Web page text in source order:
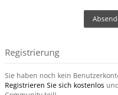
Registrierung
Sie haben noch kein
Registrieren Sie sich kostenlos